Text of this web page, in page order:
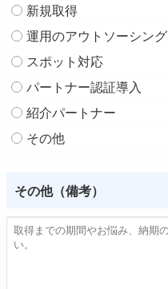
新規取得
運用のアウトソーシング
スポット対応
パートナー認証導入
紹介パートナー
その他
その他（備考）